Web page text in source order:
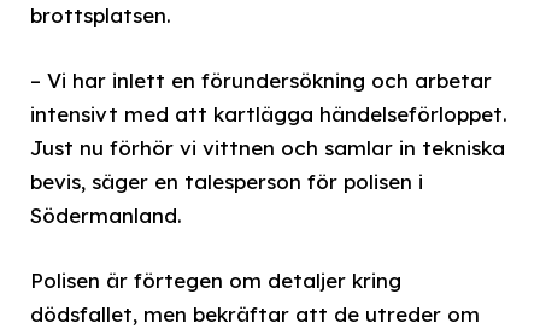
brottsplatsen.
– Vi har inlett en förundersökning och arbetar
intensivt med att kartlägga händelseförloppet.
Just nu förhör vi vittnen och samlar in tekniska
bevis, säger en talesperson för polisen i
Södermanland.
Polisen är förtegen om detaljer kring
dödsfallet, men bekräftar att de utreder om